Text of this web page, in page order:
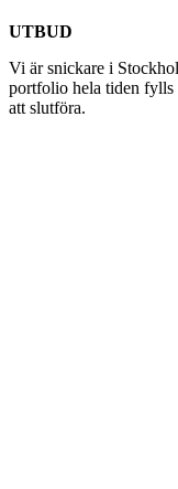
UTBUD
Vi är snickare i
portfolio hela tiden fylls
att slutföra.